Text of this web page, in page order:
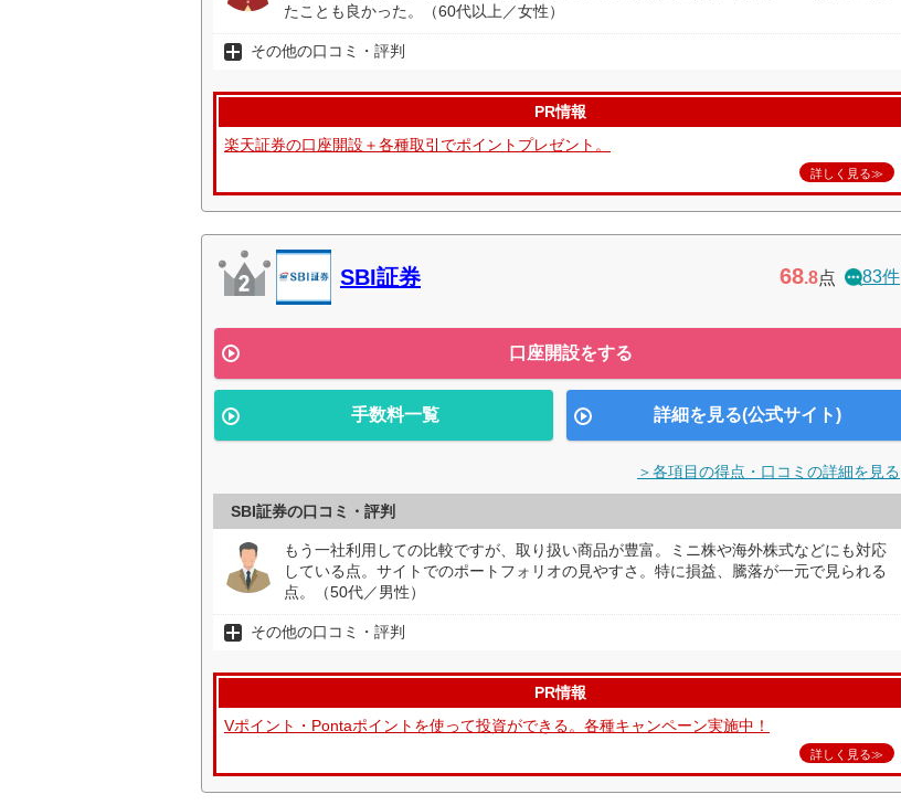
たことも良かった。（60代以上／女性）
その他の口コミ・評判
PR情報
楽天証券の口座開設＋各種取引でポイントプレゼント。
詳しく見る≫
SBI証券 68.8点 83件
口座開設をする
手数料一覧 詳細を見る(公式サイト)
＞各項目の得点・口コミの詳細を見る
SBI証券の口コミ・評判
もう一社利用しての比較ですが、取り扱い商品が豊富。ミニ株や海外株式などにも対応
している点。サイトでのポートフォリオの見やすさ。特に損益、騰落が一元で見られる
点。（50代／男性）
その他の口コミ・評判
PR情報
Vポイント・Pontaポイントを使って投資ができる。各種キャンペーン実施中！
詳しく見る≫